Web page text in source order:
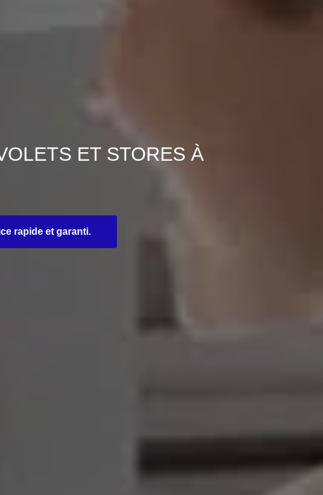
ET STORES À
rapide et garanti.